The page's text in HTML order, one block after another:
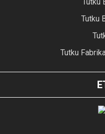
Tutku
Tutku